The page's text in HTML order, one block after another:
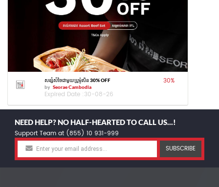
សន្សំសំចៃជាមួយប្រូម៉ូសិន 30% OFF
by Seorae Cambodia
Expired Date :30-08-26
30%
NEED HELP? NO HALF-HEARTED TO CALL US...!
Support Team at (855) 10 931-999
SUBSCRIBE